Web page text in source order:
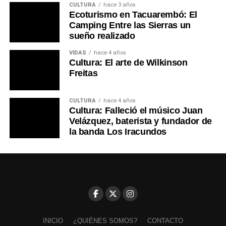
a los compromisos laborales y las guardias de la doctora
en el CTI, la recepción de los donativos se realiza
durante la semana a partir de las 18:00 horas, momento
en que su familia se encuentra disponible para seguir
recibiendo el abrazo solidario de Tacuarembó.
CULTURA hace 3 años
Ecoturismo en Tacuarembó: El
Camping Entre las Sierras un
sueño realizado
VIDAS hace 4 años
Cultura: El arte de Wilkinson
Freitas
CULTURA hace 4 años
Cultura: Falleció el músico Juan
Velázquez, baterista y fundador de
la banda Los Iracundos
INICIO ¿QUIÉNES SOMOS? CONTACTO